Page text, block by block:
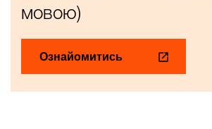
мовою)
Ознайомитись